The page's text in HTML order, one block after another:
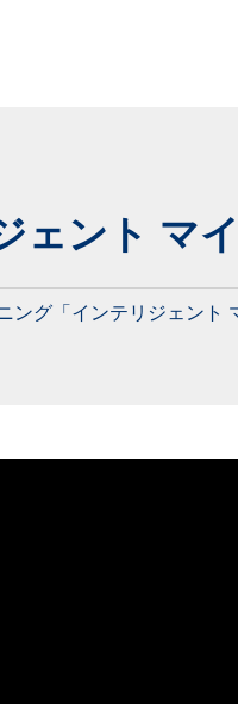
ェント マ
ング「インテリジェント